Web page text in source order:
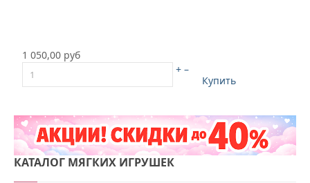
1 050,00 руб
+ –
Купить
КАТАЛОГ МЯГКИХ ИГРУШЕК